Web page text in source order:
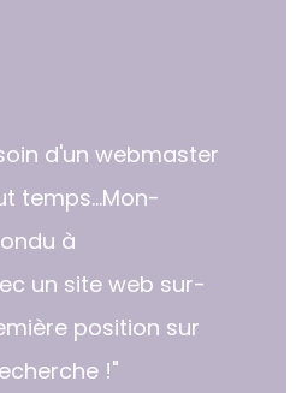
d'un webmaster
temps...Mon-
à
un site web sur-
position sur
!"